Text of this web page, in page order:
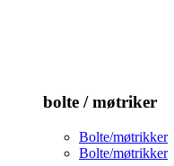
bolte / møtriker
Bolte/møtrikker
Bolte/møtrikker